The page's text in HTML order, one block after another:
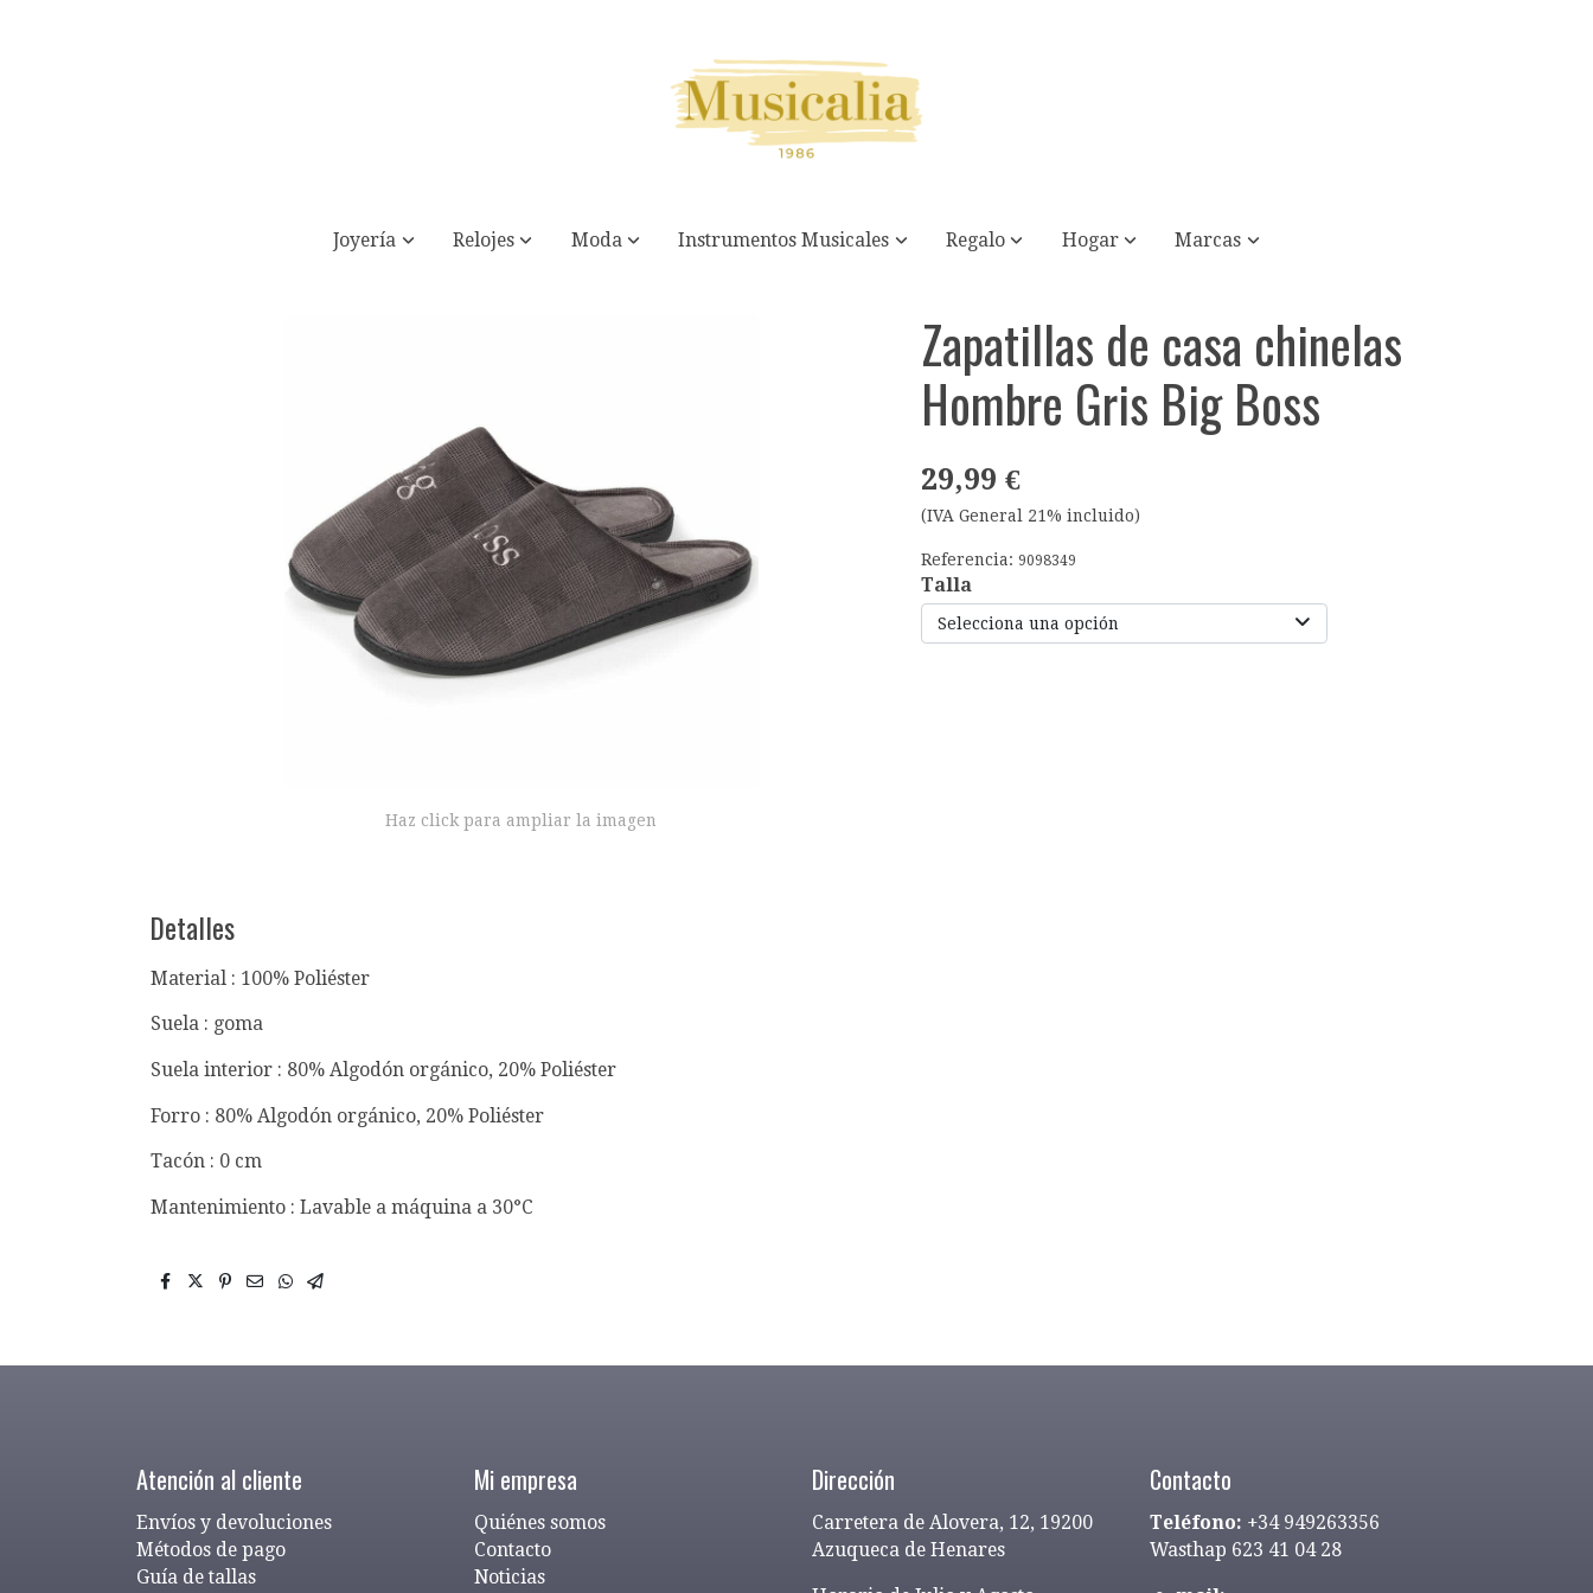
Joyería Relojes Moda Instrumentos Musicales Regalo Hogar Marcas
Zapatillas de casa chinelas Hombre Gris Big Boss
Haz click para ampliar la imagen
Detalles
Material : 100% Poliéster
Suela : goma
Suela interior : 80% Algodón orgánico, 20% Poliéster
Forro : 80% Algodón orgánico, 20% Poliéster
Tacón : 0 cm
Mantenimiento : Lavable a máquina a 30°C
Zapatillas de casa chinelas
Hombre Gris Big Boss
29,99 €
(IVA General 21% incluido)
Referencia:9098349
Talla
Selecciona una opción
Atención al cliente
Envíos y devoluciones
Métodos de pago
Guía de tallas
Mi empresa
Quiénes somos
Contacto
Noticias
Dirección
Carretera de Alovera, 12, 19200
Azuqueca de Henares
Contacto
Teléfono: +34 949263356
Wasthap 623 41 04 28